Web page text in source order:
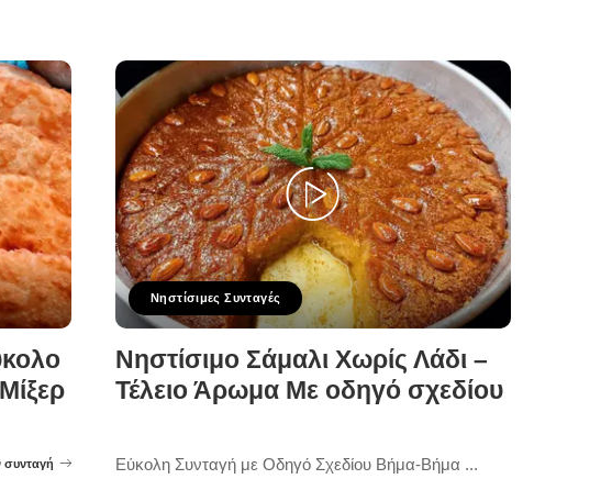
συνταγή
Νηστίσιμες Συνταγές
Νηστίσιμο Σάμαλι Χωρίς Λάδι –
Τέλειο Άρωμα Με οδηγό σχεδίου
Εύκολη Συνταγή με Οδηγό Σχεδίου Βήμα-Βήμα ...